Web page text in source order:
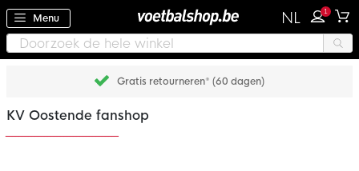
Menu NL 1
Gratis retourneren* (60 dagen)
KV Oostende fanshop